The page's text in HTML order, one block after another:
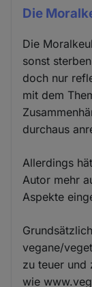
Die
Die
sonst
doch nur
mit dem
durchaus
Allerdings
Autor mehr
Aspekte
vegane/
zu teuer und
wie